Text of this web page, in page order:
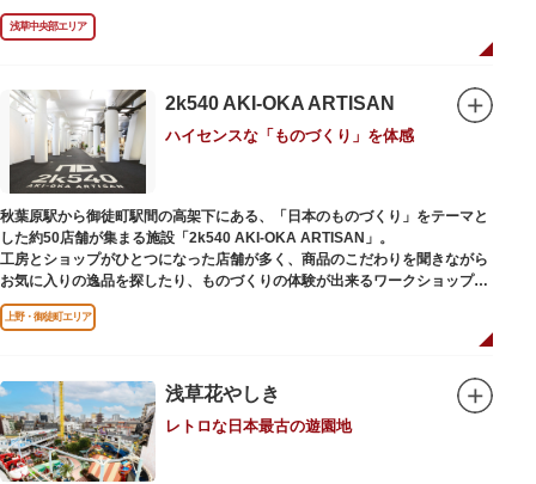
人形焼や手焼きせんべいをはじめ、団子や揚げまんじゅう、雷おこしなどの
銘菓、和傘や扇子など伝統工芸品も並び、歩いているだけで浅草らしさを感
じる場所です。江戸文化を感じる粋な商品の数々は、海外からの観光客にも
ての味を堪能できるのも魅力。下町っ子の威勢の良い売り声が飛び交うな
か、お気に入りのお土産探しをお楽しみください。
浅草中央部エリア
2k540 AKI-OKA ARTISAN
ハイセンスな「ものづくり」を体感
秋葉原駅から御徒町駅間の高架下にある、「日本のものづくり」をテーマと
した約50店舗が集まる施設「2k540 AKI-OKA ARTISAN」。
工房とショップがひとつになった店舗が多く、商品のこだわりを聞きながら
お気に入りの逸品を探したり、ものづくりの体験が出来るワークショップに
参加して自分だけのオリジナル商品を作ったり、クリエイターと直接コミュ
ニケーションをとりながらのショッピングが楽しめます。飲食店もあるので
ないぬくもりと、新しいデザインの商品に出会うことができます。
名前の由来は、東京駅から2k540m付近にあることから「2k540」、秋葉原
駅（AKIHABARA）と御徒町駅（OKACHIMACHI）の間にあるという造語
「AKI-OKA」、フランス語で「職人」を意味する「ARTISAN」を組み合わ
上野・御徒町エリア
浅草花やしき
レトロな日本最古の遊園地